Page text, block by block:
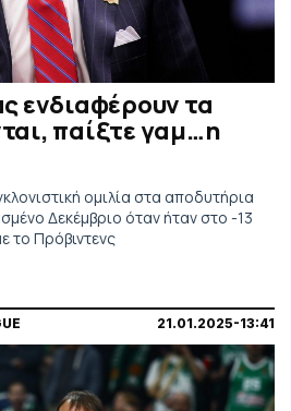
ενδιαφέρουν τα
παίξτε γαμ…η
ομιλία στα αποδυτήρια
το Πρόβιντενς
21.01.2025-13:41